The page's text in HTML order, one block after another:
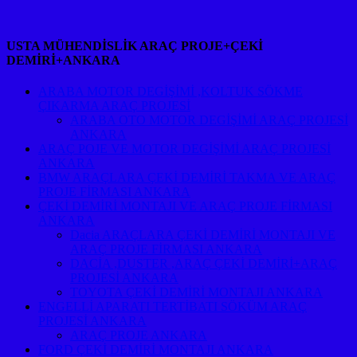
USTA MÜHENDİSLİK ARAÇ PROJE+ÇEKİ
DEMİRİ+ANKARA
ARABA MOTOR DEGİŞİMİ ,KOLTUK SÖKME
ÇIKARMA ARAÇ PROJESİ
ARABA OTO MOTOR DEGİŞİMİ ARAÇ PROJESİ
ANKARA
ARAÇ POJE VE MOTOR DEGİŞİMİ ARAÇ PROJESİ
ANKARA
BMW ARAÇLARA ÇEKİ DEMİRİ TAKMA VE ARAÇ
PROJE FİRMASI ANKARA
ÇEKİ DEMİRİ MONTAJI VE ARAÇ PROJE FİRMASI
ANKARA
Dacia ARAÇLARA ÇEKİ DEMİRİ MONTAJI VE
ARAÇ PROJE FİRMASI ANKARA
DACİA ,DUSTER ,ARAÇ ÇEKİ DEMİRİ+ARAÇ
PROJESİ ANKARA
TOYOTA ÇEKİ DEMİRİ MONTAJI ANKARA
ENGELLİ APARATI TERTİBATI SÖKÜM ARAÇ
PROJESİ ANKARA
ARAÇ PROJE ANKARA
FORD ÇEKİ DEMİRİ MONTAJI ANKARA